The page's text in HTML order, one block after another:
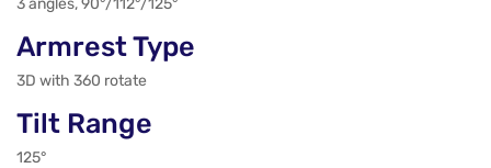
Armrest Type
3D with 360 rotate
Tilt Range
125°